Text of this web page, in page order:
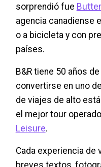
sorprendió fue
agencia canadiense
o a bicicleta y con
países.
B&R tiene 50 años
convertirse en uno
de viajes de alto
el mejor tour
Leisure.
Cada experiencia de